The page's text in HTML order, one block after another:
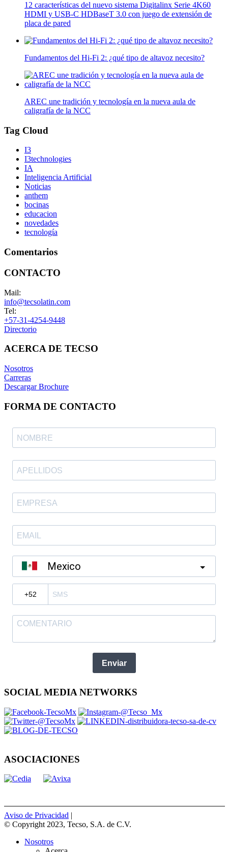
12 características del nuevo sistema Digitalinx Serie 4K60
HDMI y USB-C HDBaseT 3.0 con juego de extensión de
placa de pared
Fundamentos del Hi-Fi 2: ¿qué tipo de altavoz necesito?
AREC une tradición y tecnología en la nueva aula de
caligrafía de la NCC
Tag Cloud
I3
I3technologies
IA
Inteligencia Artificial
Noticias
anthem
bocinas
educacion
novedades
tecnología
Comentarios
CONTACTO
Mail:
info@tecsolatin.com
Tel:
+57-31-4254-9448
Directorio
ACERCA DE TECSO
Nosotros
Carreras
Descargar Brochure
FORMA DE CONTACTO
Mexico
Enviar
SOCIAL MEDIA NETWORKS
ASOCIACIONES
Aviso de Privacidad |
© Copyright 2023, Tecso, S.A. de C.V.
Nosotros